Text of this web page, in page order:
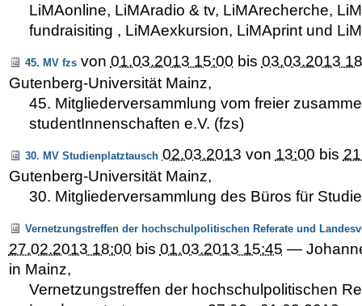
LiMAonline, LiMAradio & tv, LiMArecherche,
fundraisiting , LiMAexkursion, LiMAprint und
45. MV fzs von 01.03.2013 15:00 bis 03.03.2013
Gutenberg-Universität Mainz,
45. Mitgliederversammlung vom freier
studentInnenschaften e.V. (fzs)
30. MV Studienplatztausch 02.03.2013 von 13:00 bis
Gutenberg-Universität Mainz,
30. Mitgliederversammlung des Büros für
Vernetzungstreffen der hochschulpolitischen Referate und
27.02.2013 18:00 bis 01.03.2013 15:45 —
in Mainz,
Vernetzungstreffen der hochschulpolitischen